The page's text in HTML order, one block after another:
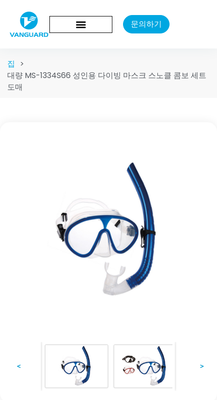
문의하기
집
>
대량 MS-1334S66 성인용 다이빙 마스크 스노클 콤보 세트
도매
< >